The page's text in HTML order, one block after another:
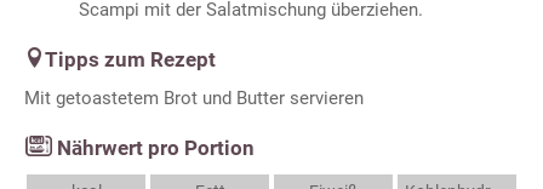
Scampi mit der Salatmischung überziehen.
Tipps zum Rezept
Mit getoastetem Brot und Butter servieren
Nährwert pro Portion